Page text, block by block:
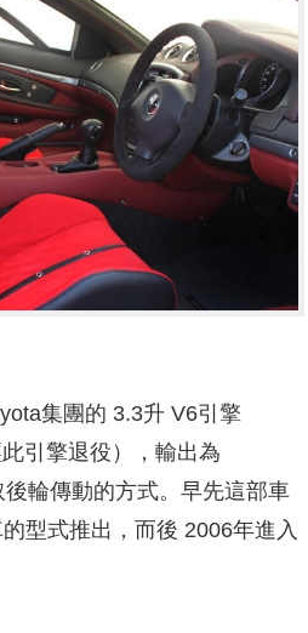
集團的 3.3升 V6引擎
此引擎退役），輸出為
輪傳動的方式。早先這部車
型式推出，而後 2006年進入